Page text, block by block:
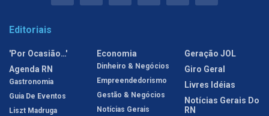
Editoriais
'Por Ocasião…'
Agenda RN
Gastronomia
Guia De Eventos
Liszt Madruga
Economia
Dinheiro & Negócios
Empreendedorismo
Gestão & Negócios
Notícias Gerais
Geração JOL
Giro Geral
Livres Idéias
Notícias Gerais Do
RN